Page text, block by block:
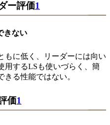
ー評価1
きない
もに低く、リーダーには向い
用するLSも使いづらく、簡
る性能ではない。
価1